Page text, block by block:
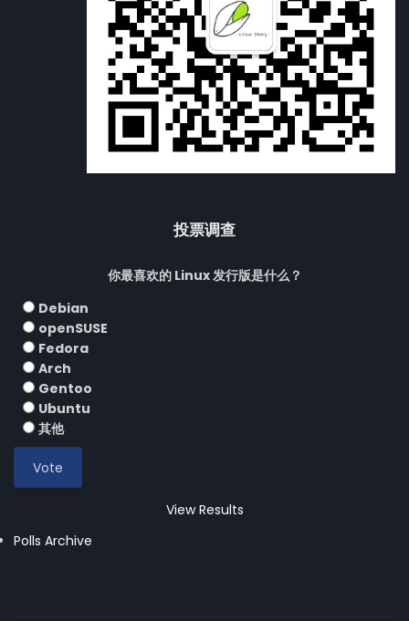
投票调查
你最喜欢的 Linux 发行版是什么？
Debian
openSUSE
Fedora
Arch
Gentoo
Ubuntu
其他
View Results
Polls Archive